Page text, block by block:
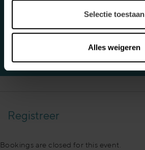
Selectie toestaan
Alles weigeren
Registreer
Bookings are closed for this event.